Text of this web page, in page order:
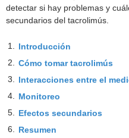
detectar si hay problemas y
secundarios del tacrolimús.
1. Introducción
2. Cómo tomar tacrolimús
3. Interacciones entre el
4. Monitoreo
5. Efectos secundarios
6. Resumen